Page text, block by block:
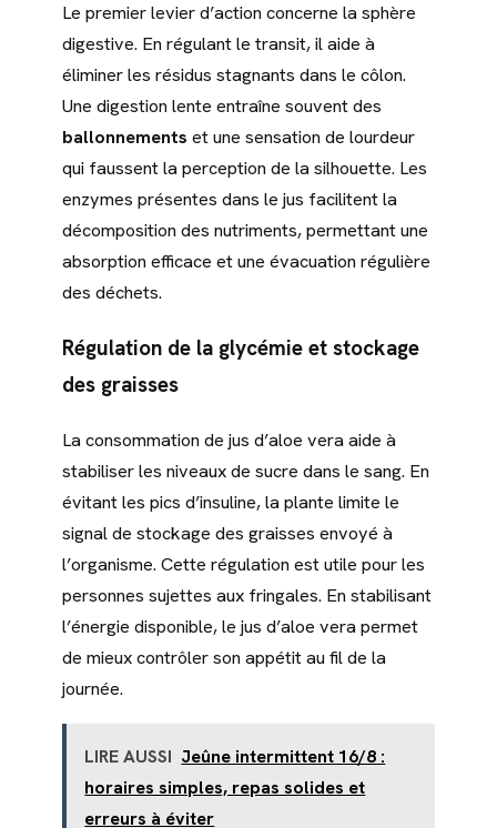
Le premier levier d’action concerne la sphère
digestive. En régulant le transit, il aide à
éliminer les résidus stagnants dans le côlon.
Une digestion lente entraîne souvent des
ballonnements et une sensation de lourdeur
qui faussent la perception de la silhouette. Les
enzymes présentes dans le jus facilitent la
décomposition des nutriments, permettant une
absorption efficace et une évacuation régulière
des déchets.
Régulation de la glycémie et stockage
des graisses
La consommation de jus d’aloe vera aide à
stabiliser les niveaux de sucre dans le sang. En
évitant les pics d’insuline, la plante limite le
signal de stockage des graisses envoyé à
l’organisme. Cette régulation est utile pour les
personnes sujettes aux fringales. En stabilisant
l’énergie disponible, le jus d’aloe vera permet
de mieux contrôler son appétit au fil de la
journée.
LIRE AUSSI Jeûne intermittent 16/8 :
horaires simples, repas solides et
erreurs à éviter